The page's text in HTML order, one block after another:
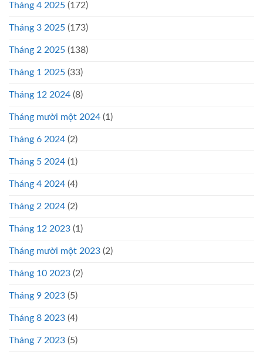
Tháng 4 2025 (172)
Tháng 3 2025 (173)
Tháng 2 2025 (138)
Tháng 1 2025 (33)
Tháng 12 2024 (8)
Tháng mười một 2024 (1)
Tháng 6 2024 (2)
Tháng 5 2024 (1)
Tháng 4 2024 (4)
Tháng 2 2024 (2)
Tháng 12 2023 (1)
Tháng mười một 2023 (2)
Tháng 10 2023 (2)
Tháng 9 2023 (5)
Tháng 8 2023 (4)
Tháng 7 2023 (5)